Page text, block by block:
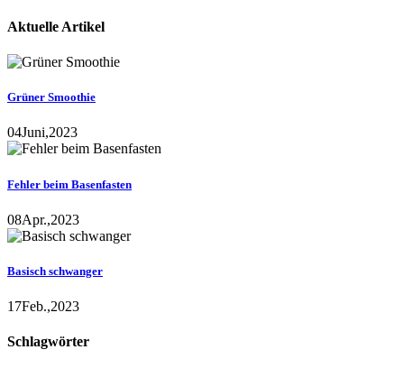
Aktuelle Artikel
Grüner Smoothie
04Juni,2023
Fehler beim Basenfasten
08Apr.,2023
Basisch schwanger
17Feb.,2023
Schlagwörter